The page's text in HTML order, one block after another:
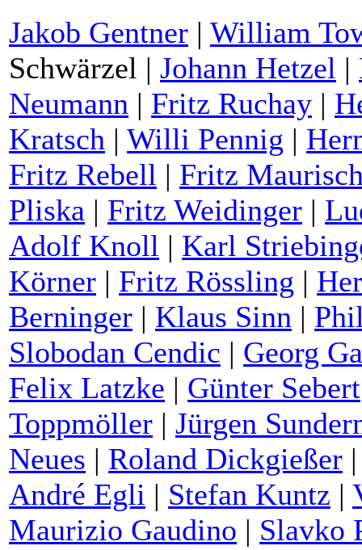
Jakob Gentner | William
Schwärzel | Johann Hetzel |
Neumann | Fritz Ruchay |
Kratsch | Willi Pennig |
Fritz Rebell | Fritz
Pliska | Fritz Weidinger |
Adolf Knoll | Karl
Körner | Fritz Rössling |
Berninger | Klaus Sinn |
Slobodan Cendic | Georg
Felix Latzke | Günter Sebert
Toppmöller | Jürgen
Neues | Roland Dickgießer
André Egli | Stefan Kuntz |
Maurizio Gaudino | Slavko